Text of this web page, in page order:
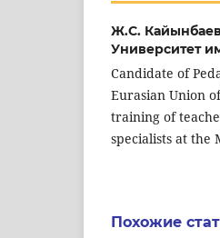
Ж.С.
Университет
Candidate of
Eurasian Union
training of
specialists at the
Похожие